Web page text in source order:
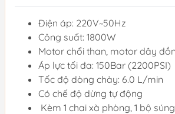
Điện áp: 220V~50Hz
Công suất: 1800W
Motor chổi than, motor dây
Áp lực tối đa: 150Bar (2200PSI)
Tốc độ dòng chảy: 6.0 L/min
Có chế độ dừng tự động
Kèm 1 chai xà phòng, 1 bộ